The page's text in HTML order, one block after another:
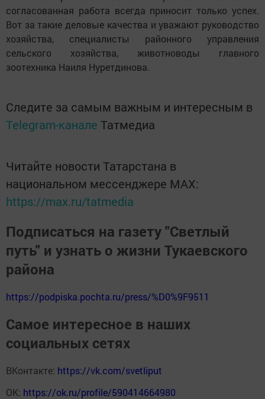
согласованная работа всегда приносит только успех.
Вот за такие деловые качества и уважают руководство
хозяйства, специалисты районного управления
сельского хозяйства, животноводы главного
зоотехника Наиля Нуретдинова.
Следите за самым важным и интересным в
Telegram-канале Татмедиа
Читайте новости Татарстана в
национальном мессенджере MАХ:
https://max.ru/tatmedia
Подписаться на газету "Светлый
путь" и узнать о жизни Тукаевского
района
https://podpiska.pochta.ru/press/%D0%9F9511
Самое интересное в наших
социальных сетях
ВКонтакте: https://vk.com/svetliput
ОК: https://ok.ru/profile/590414664980